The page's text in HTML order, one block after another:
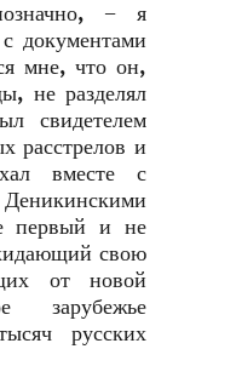
− я
документами
мне, что он,
не разделял
свидетелем
расстрелов и
вместе с
первый и не
свою
от новой
зарубежье
русских